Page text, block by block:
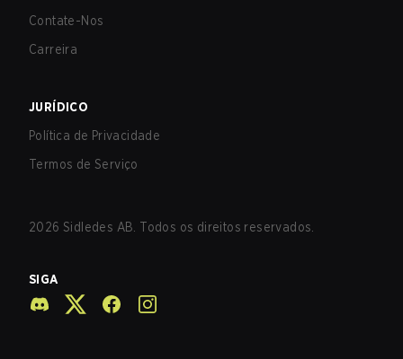
Contate-Nos
Carreira
JURÍDICO
Política de Privacidade
Termos de Serviço
2026 Sidledes AB. Todos os direitos reservados.
SIGA